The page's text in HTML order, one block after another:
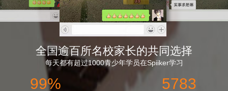
全国逾百所名校家长的共同选择
每天都有超过1000青少年学员在Spiiker学习
99% 5783